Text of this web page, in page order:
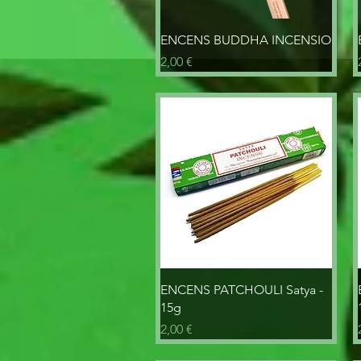
Aperçu rapide
ENCENS BUDDHA INCENSIO
Prix
2,00 €
Aperçu rapide
ENCENS PATCHOULI Satya -
15g
Prix
2,00 €